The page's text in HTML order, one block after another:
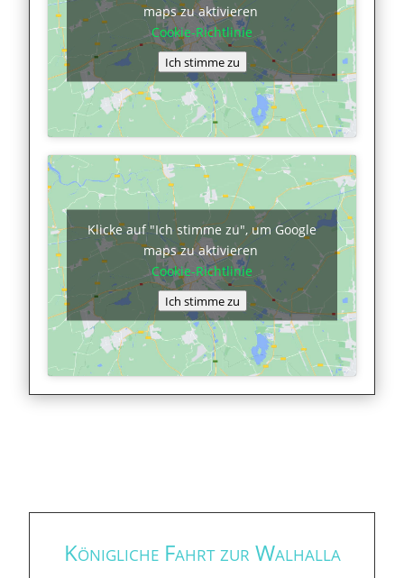
maps zu aktivieren
Cookie-Richtlinie
Ich stimme zu
Klicke auf "Ich stimme zu", um Google
maps zu aktivieren
Cookie-Richtlinie
Ich stimme zu
Königliche Fahrt zur Walhalla